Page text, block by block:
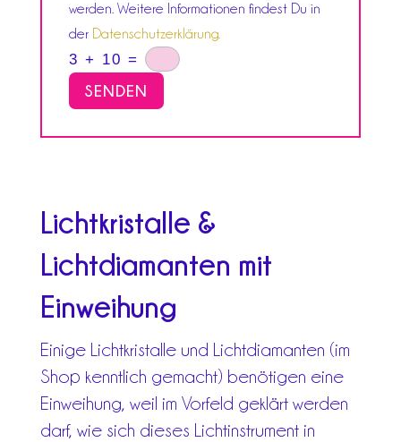
werden. Weitere Informationen findest Du in
der Datenschutzerklärung.
3 + 10 =
SENDEN
Lichtkristalle &
Lichtdiamanten mit
Einweihung
Einige Lichtkristalle und Lichtdiamanten (im
Shop kenntlich gemacht) benötigen eine
Einweihung, weil im Vorfeld geklärt werden
darf, wie sich dieses Lichtinstrument in